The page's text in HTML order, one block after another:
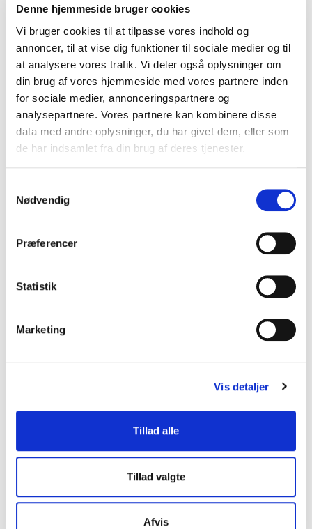
Denne hjemmeside bruger cookies
Vi bruger cookies til at tilpasse vores indhold og
annoncer, til at vise dig funktioner til sociale medier og til
at analysere vores trafik. Vi deler også oplysninger om
din brug af vores hjemmeside med vores partnere inden
for sociale medier, annonceringspartnere og
analysepartnere. Vores partnere kan kombinere disse
data med andre oplysninger, du har givet dem, eller som
de har indsamlet fra din brug af deres tjenester.
Nødvendig
Præferencer
Statistik
Marketing
Vis detaljer
Tillad alle
Tillad valgte
Afvis
Kundeanmeldelser
4ud af5
Det var et rigtig godt foredrag. Sjovt og
reflekterende både over bøgerne og den samtid de
er skrevet i. Katrine Marie Guldager var
imødekommende og engageret. Publikum har givet
meget positive tilbagemeldinger.
Guldagers foredrag og indhold var en kæmpe succes.
publikumskontakt
Hjørring Bibliotekerne
Bedømt